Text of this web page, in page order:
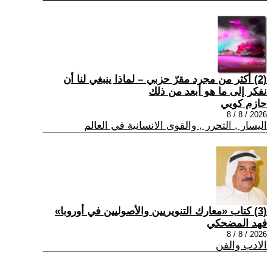
(2) أكثر من مجرد مقرّ حزبي – لماذا ينبغي لنا أن
نفكر إلى ما هو أبعد من ذلك
حازم كويي
2026 / 8 / 8
اليسار , التحرر , والقوى الانسانية في العالم
(3) كتاب «معارك التنويريين والأصوليين في أوروبا»
فهد المضحكي
2026 / 8 / 8
الادب والفن